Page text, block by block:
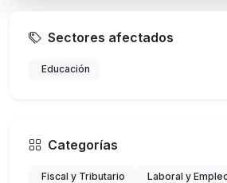
Sectores afectados
Educación
Categorías
Fiscal y Tributario
Laboral y